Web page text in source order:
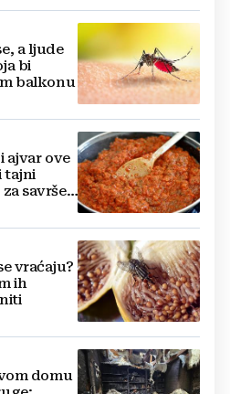
a ljude
bi
balkonu
ajvar ove
tajni
savršen
vraćaju?
ih
domu